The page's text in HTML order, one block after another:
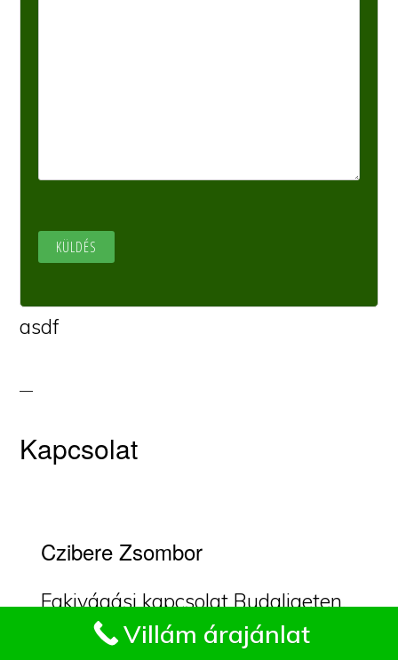
asdf
Kapcsolat
Czibere Zsombor
Fakivágási kapcsolat Budaligeten.
Villám árajánlat